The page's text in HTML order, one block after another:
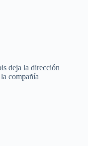
deja la dirección
compañía